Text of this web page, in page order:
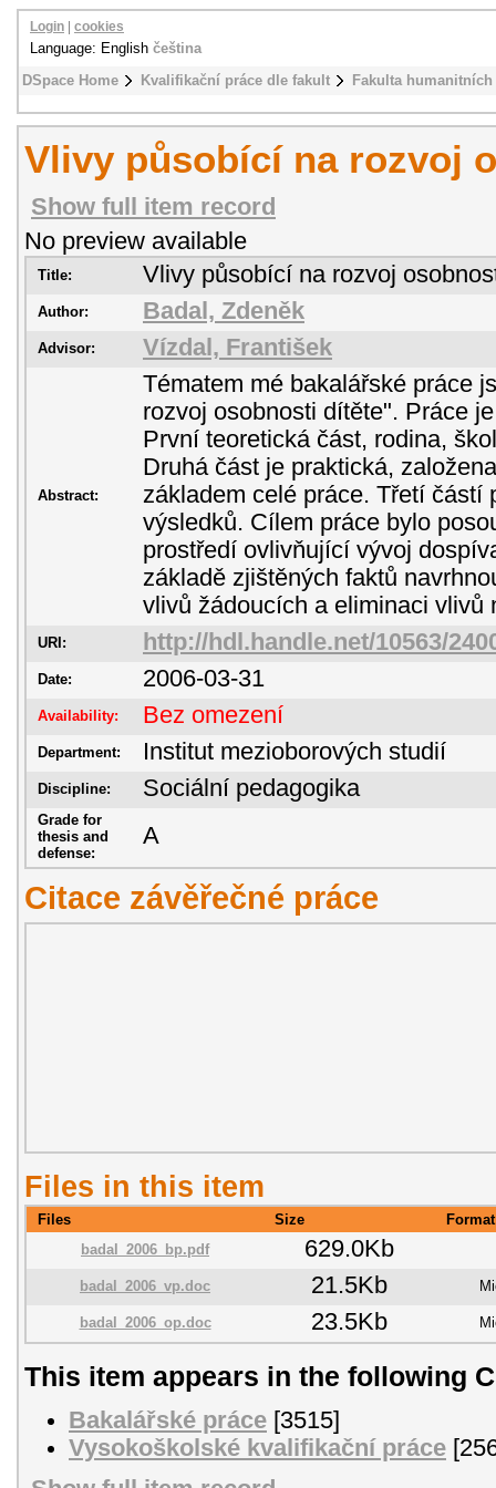
DSpace Home Kvalifikační práce dle fakult Fakulta
Login cookies
Language: English čeština
Vlivy působící na rozvoj
Show full item record
No preview available
Title: Vlivy působící na rozvoj
Author: Badal, Zdeněk
Advisor: Vízdal, František
Abstract:
Tématem mé bakalářské práce
rozvoj osobnosti dítěte". Práce
První teoretická část, rodina,
Druhá část je praktická,
základem celé práce. Třetí částí
výsledků. Cílem práce bylo
prostředí ovlivňující vývoj
základě zjištěných faktů
vlivů žádoucích a eliminaci vlivů
URI: http://hdl.handle.net/10563/
Date: 2006-03-31
Availability: Bez omezení
Department: Institut mezioborových studií
Discipline: Sociální pedagogika
Grade for
thesis and
defense:
A
Citace závěřečné práce
Files in this item
Files Size
Format
badal_2006_bp.pdf
629.0Kb
badal_2006_vp.doc 21.5Kb
badal_2006_op.doc 23.5Kb
This item appears in the following
Bakalářské práce [3515]
Vysokoškolské kvalifikační práce